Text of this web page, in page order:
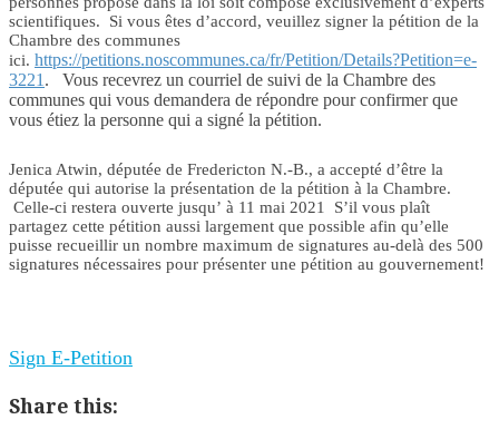
scientifiques. Si vous êtes d’accord, veuillez signer la pétition de la
Chambre des communes
ici. https://petitions.noscommunes.ca/fr/Petition/Details?Petition=e-
3221 . Vous recevrez un courriel de suivi de la Chambre des
communes qui vous demandera de répondre pour confirmer que
vous étiez la personne qui a signé la pétition.
Jenica Atwin, députée de Fredericton N.-B., a accepté d’être la
députée qui autorise la présentation de la pétition à la Chambre.
Celle-ci restera ouverte jusqu’ à 11 mai 2021 S’il vous plaît
partagez cette pétition aussi largement que possible afin qu’elle
puisse recueillir un nombre maximum de signatures au-delà des 500
signatures nécessaires pour présenter une pétition au gouvernement!
Sign E-Petition
Share this: